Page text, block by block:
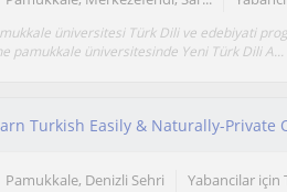
üniversitesi Türk Dili ve edebiyati
pamukkale üniversitesinde Yeni Türk Dili A...
Pamukkale, Denizli Sehri Yabancilar için